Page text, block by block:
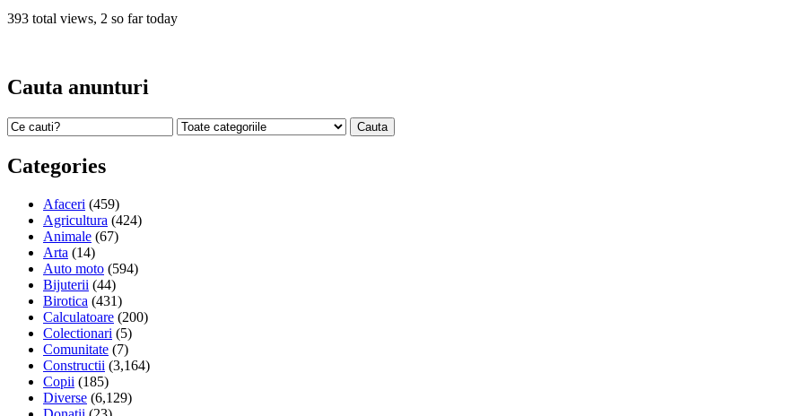
393 total views, 2 so far today
Cauta anunturi
Categories
Afaceri (459)
Agricultura (424)
Animale (67)
Arta (14)
Auto moto (594)
Bijuterii (44)
Birotica (431)
Calculatoare (200)
Colectionari (5)
Comunitate (7)
Constructii (3,164)
Copii (185)
Diverse (6,129)